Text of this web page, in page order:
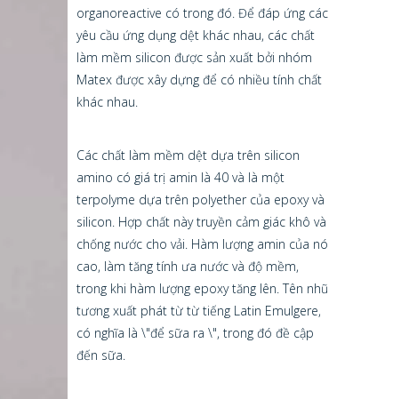
organoreactive có trong đó. Để đáp ứng các
yêu cầu ứng dụng dệt khác nhau, các chất
làm mềm silicon được sản xuất bởi nhóm
Matex được xây dựng để có nhiều tính chất
khác nhau.
Các chất làm mềm dệt dựa trên silicon
amino có giá trị amin là 40 và là một
terpolyme dựa trên polyether của epoxy và
silicon. Hợp chất này truyền cảm giác khô và
chống nước cho vải. Hàm lượng amin của nó
cao, làm tăng tính ưa nước và độ mềm,
trong khi hàm lượng epoxy tăng lên. Tên nhũ
tương xuất phát từ từ tiếng Latin Emulgere,
có nghĩa là \"để sữa ra \", trong đó đề cập
đến sữa.